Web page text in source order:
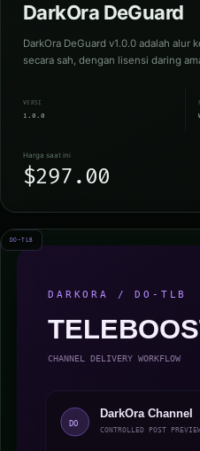
DarkOra DeGuard
DarkOra DeGuard v1.0.0 adalah
secara sah, dengan lisensi daring
VERSI
1.0.0
Harga saat ini
$297.00
DO-TLB